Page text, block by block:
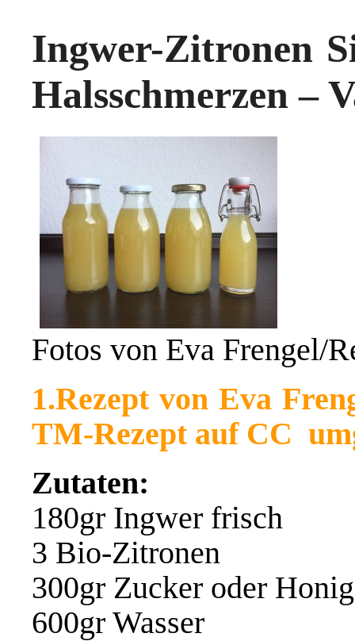
Ingwer-Zitronen
Halsschmerzen –
Fotos von Eva Frengel/
1.Rezept von Eva
TM-Rezept auf CC
Zutaten:
180gr Ingwer frisch
3 Bio-Zitronen
300gr Zucker oder Honig
600gr Wasser